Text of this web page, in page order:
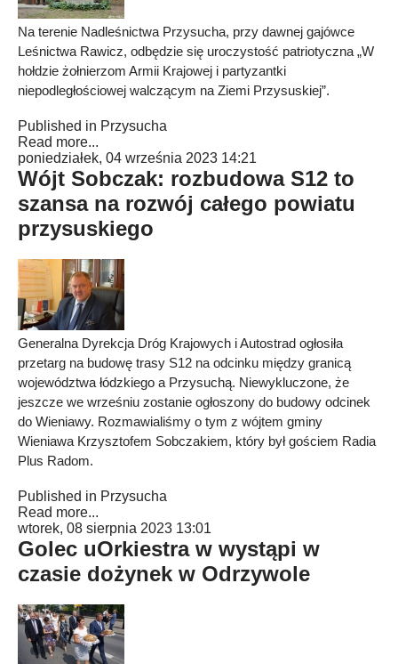
Na terenie Nadleśnictwa Przysucha, przy dawnej gajówce
Leśnictwa Rawicz, odbędzie się uroczystość patriotyczna „W
hołdzie żołnierzom Armii Krajowej i partyzantki
niepodległościowej walczącym na Ziemi Przysuskiej”.
Published in Przysucha
Read more...
poniedziałek, 04 września 2023 14:21
Wójt Sobczak: rozbudowa S12 to
szansa na rozwój całego powiatu
przysuskiego
Generalna Dyrekcja Dróg Krajowych i Autostrad ogłosiła
przetarg na budowę trasy S12 na odcinku między granicą
województwa łódzkiego a Przysuchą. Niewykluczone, że
jeszcze we wrześniu zostanie ogłoszony do budowy odcinek
do Wieniawy. Rozmawialiśmy o tym z wójtem gminy
Wieniawa Krzysztofem Sobczakiem, który był gościem Radia
Plus Radom.
Published in Przysucha
Read more...
wtorek, 08 sierpnia 2023 13:01
Golec uOrkiestra w wystąpi w
czasie dożynek w Odrzywole